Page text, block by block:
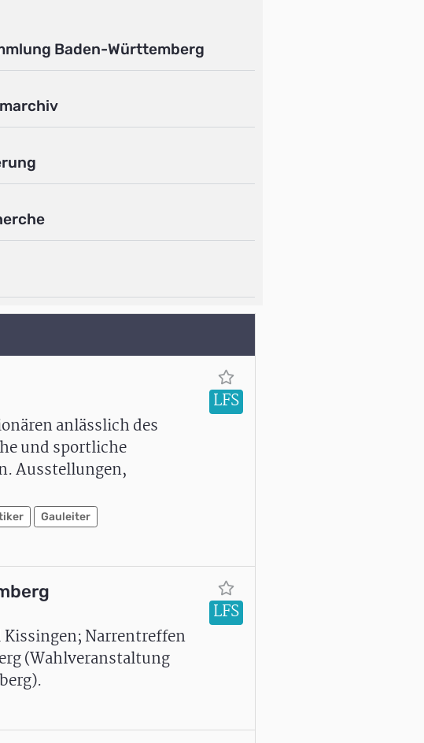
Baden-Württemberg
anlässlich des
und sportliche
Ausstellungen,
Gauleiter
LFS
Kissingen; Narrentreffen
(Wahlveranstaltung
LFS